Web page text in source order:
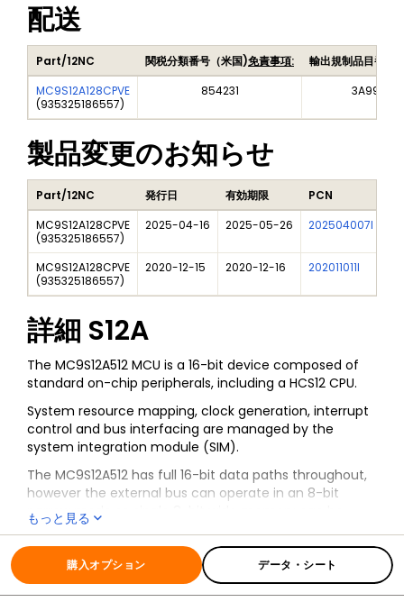
配送
Part/12NC 関税分類番号（米国)免責事項:
輸出規制品目番号
MC9S12A128CPVE
(935325186557)
854231 3A991A2
製品変更のお知らせ
Part/12NC 発行日 有効期限 PCN
MC9S12A128CPVE
(935325186557)
2025-04-16 2025-05-26 202504007I
MC9S12A128CPVE
(935325186557)
2020-12-15 2020-12-16 202011011I
詳細 S12A
The MC9S12A512 MCU is a 16-bit device composed of
standard on-chip peripherals, including a HCS12 CPU.
System resource mapping, clock generation, interrupt
control and bus interfacing are managed by the
system integration module (SIM).
The MC9S12A512 has full 16-bit data paths throughout,
however the external bus can operate in an 8-bit
narrow mode so single 8-bit wide memory can be
interfaced for lower cost systems.
The inclusion of a phase-lock loop (PLL) circuit allows
power consumption and performance to be adjusted.
もっと見る
全ての情報 S12A
購入オプション データ・シート